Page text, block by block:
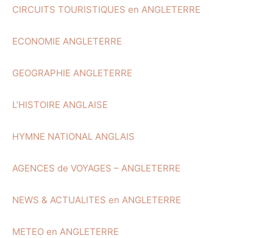
CIRCUITS TOURISTIQUES en ANGLETERRE
ECONOMIE ANGLETERRE
GEOGRAPHIE ANGLETERRE
L’HISTOIRE ANGLAISE
HYMNE NATIONAL ANGLAIS
AGENCES de VOYAGES – ANGLETERRE
NEWS & ACTUALITES en ANGLETERRE
METEO en ANGLETERRE